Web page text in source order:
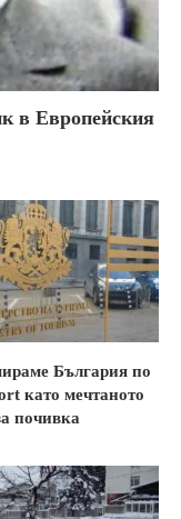
в Европейския
България по
като мечтаното
почивка